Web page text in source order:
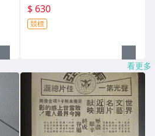
$ 630
競標
看更多